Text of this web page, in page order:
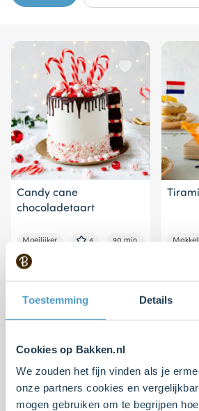
Toestemming Details
Cookies op Bakken.nl
We zouden het fijn vinden als je
onze partners cookies en
mogen gebruiken om te begrijpen
Candy cane
chocoladetaart
Moeilijker 4 90 min.